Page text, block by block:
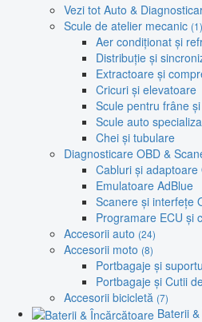
Vezi tot Auto &
Scule de atelier mecanic (1)
Aer condiționat și
Distribuție și
Extractoare și
Cricuri și elevatoare
Scule pentru frâne
Scule auto
Chei și tubulare
Diagnosticare OBD &
Cabluri și adaptoare
Emulatoare AdBlue
Scanere și interfețe
Programare ECU și
Accesorii auto (24)
Accesorii moto (8)
Portbagaje și
Portbagaje și Cutii
Accesorii bicicletă (7)
Baterii